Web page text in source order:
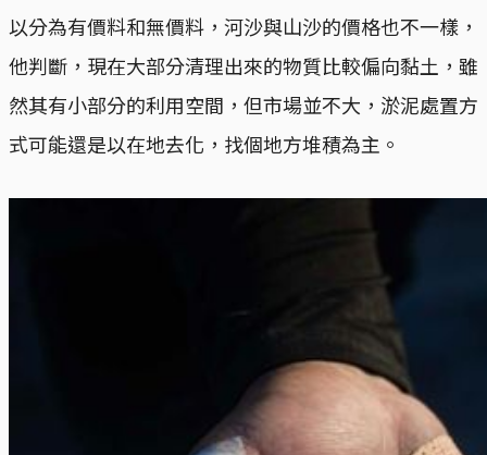
以分為有價料和無價料，河沙與山沙的價格也不一樣，
他判斷，現在大部分清理出來的物質比較偏向黏土，雖
然其有小部分的利用空間，但市場並不大，淤泥處置方
式可能還是以在地去化，找個地方堆積為主。